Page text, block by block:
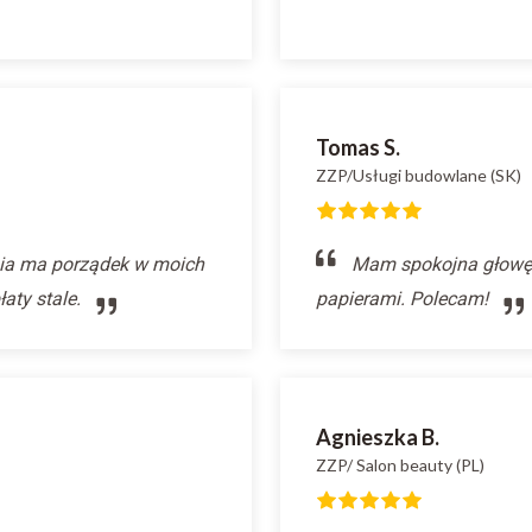
ma porządek w moich
stale.
Tomas S.
ZZP/Usługi budowlane (SK)
Mam spokojna
papierami. Polecam!
Agnieszka B.
ZZP/ Salon beauty (PL)